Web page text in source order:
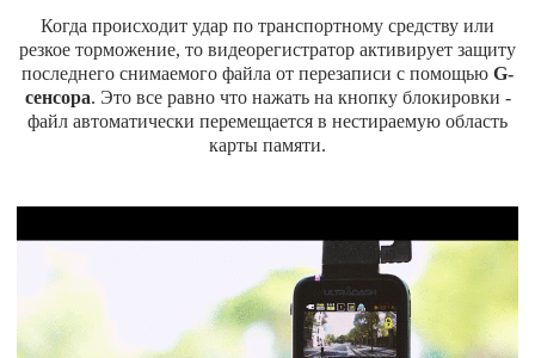
Когда происходит удар по транспортному средству или
резкое торможение, то видеорегистратор активирует защиту
последнего снимаемого файла от перезаписи с помощью G-
сенсора. Это все равно что нажать на кнопку блокировки -
файл автоматически перемещается в нестираемую область
карты памяти.